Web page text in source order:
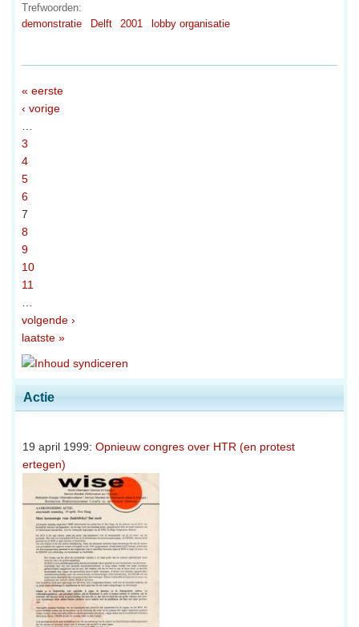
Actie
19 april 1999: Opnieuw congres over HTR (en protest
ertegen)
Trefwoorden:
demonstratie
Delft 2001 lobby organisatie
« eerste
‹ vorige
3
4
5
6
7
8
9
10
11
volgende ›
laatste »